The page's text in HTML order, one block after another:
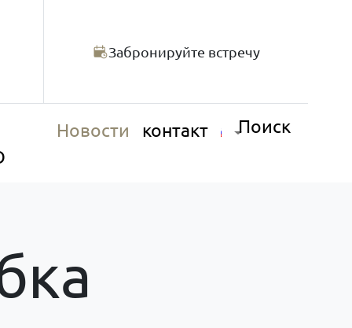
Забронируйте встречу
Новости контакт Поиск